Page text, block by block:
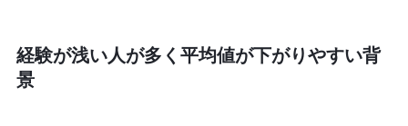
経験が浅い人が多く平均値が下がりやすい背
景